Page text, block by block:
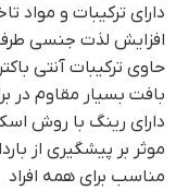
دارای ترکیبات و مواد
افزایش لذت جنسی
حاوی ترکیبات آنتی
بافت بسیار مقاوم در
دارای رینگ با روش
موثر بر پیشگیری از بارداری تا
مناسب برای همه افراد